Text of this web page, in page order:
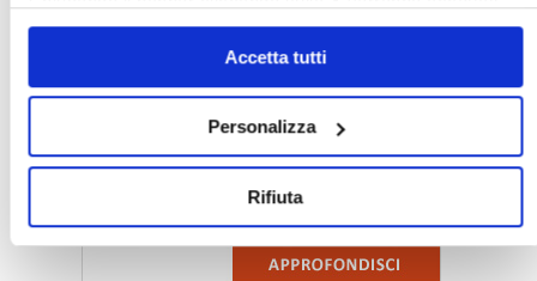
solo i cookie necessari.
Accetta tutti
Personalizza
Rifiuta